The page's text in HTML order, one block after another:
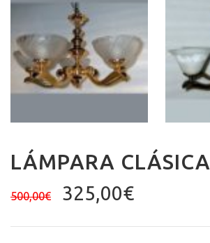
LÁMPARA CLÁSICA
500,00€
El
original
325,00€El
actual